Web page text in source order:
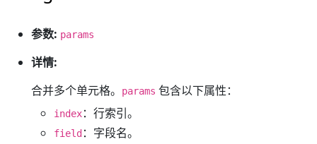
参数: params
详情:
合并多个单元格。
params 包含以下属性：
index：行索引。
field ：字段名。